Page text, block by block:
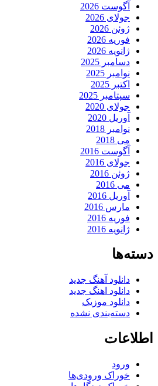
آگوست 2026
جولای 2026
ژوئن 2026
فوریه 2026
ژانویه 2026
دسامبر 2025
نوامبر 2025
اکتبر 2025
سپتامبر 2025
جولای 2020
آوریل 2020
نوامبر 2018
می 2018
آگوست 2016
جولای 2016
ژوئن 2016
می 2016
آوریل 2016
مارس 2016
فوریه 2016
ژانویه 2016
دسته‌ها
دانلود آهنگ جدید
دانلود اهنگ جدید
دانلود موزیک
دسته‌بندی نشده
اطلاعات
ورود
خوراک ورودی‌ها